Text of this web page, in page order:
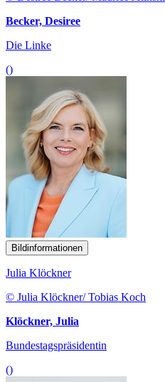
Becker, Desiree
Die Linke
()
Bildinformationen
Julia Klöckner
© Julia Klöckner/ Tobias Koch
Klöckner, Julia
Bundestagspräsidentin
()